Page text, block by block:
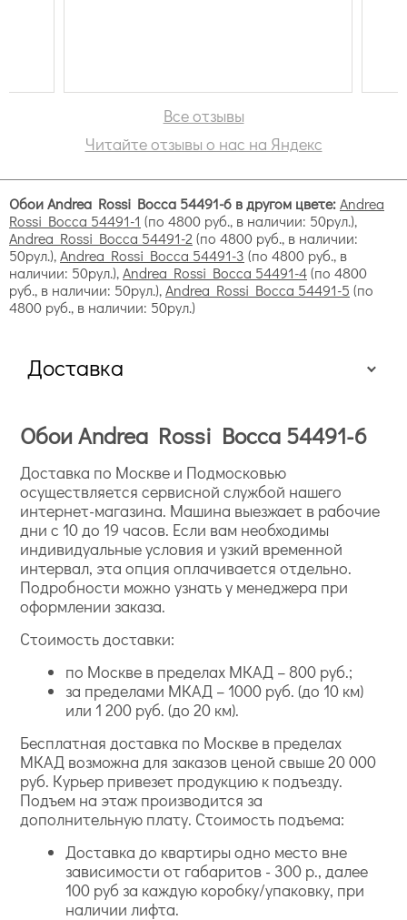
рогожка, дерево.
Burano — восточные мотивы, множество бежевых
Stefano — модерн, абстракция.
для кухни, столовой, гостиной — Burano, Arlequin;
в спальню — Sicily, Torcello;
в прихожую, коридоры — Barbana, Levanzo.
богатая палитра — есть все актуальные и трендовые
цвета: белый, голубой, серый, зеленый, бежевый;
широкий выбор рисунков — геометрия, полоска
горизонтальная и вертикальная, цветы;
стандартная ширина рулона — они метровые, 1.06 м;
быстро наклеиваются;
легко стыкуются.
Все отзывы
Читайте отзывы о нас на Яндекс
Обои Andrea Rossi Bocca 54491-6 в другом цвете:Andrea
Rossi Bocca 54491-1 (по 4800 руб., в наличии: 50рул.),
Andrea Rossi Bocca 54491-2 (по 4800 руб., в наличии:
50рул.),Andrea Rossi Bocca 54491-3 (по 4800 руб., в
наличии: 50рул.),Andrea Rossi Bocca 54491-4(по 4800
руб., в наличии: 50рул.),Andrea Rossi Bocca 54491-5 (по
4800 руб., в наличии: 50рул.)
Доставка
Обои Andrea Rossi Bocca 54491-6
Доставка по Москве и Подмосковью
осуществляется сервисной службой нашего
интернет-магазина. Машина выезжает в рабочие
дни с 10 до 19 часов. Если вам необходимы
индивидуальные условия и узкий временной
интервал, эта опция оплачивается отдельно.
Подробности можно узнать у менеджера при
оформлении заказа.
Стоимость доставки:
по Москве в пределах МКАД – 800 руб.;
за пределами МКАД – 1000 руб. (до 10 км)
или 1 200 руб. (до 20 км).
Бесплатная доставка по Москве в пределах
МКАД возможна для заказов ценой свыше 20 000
руб. Курьер привезет продукцию к подъезду.
Подъем на этаж производится за
дополнительную плату. Стоимость подъема:
Доставка до квартиры одно место вне
зависимости от габаритов - 300 р., далее
100 руб за каждую коробку/упаковку, при
наличии лифта.